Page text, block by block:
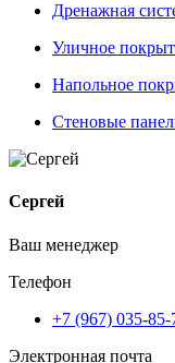
Дренажная
Уличное
Напольное
Стеновые
Сергей
Ваш менеджер
Телефон
+7 (967) 035-85-
Электронная почта